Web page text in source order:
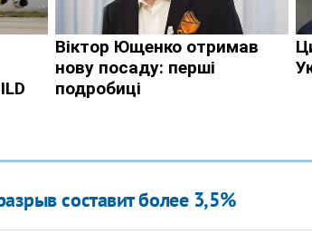
составит более 3,5%